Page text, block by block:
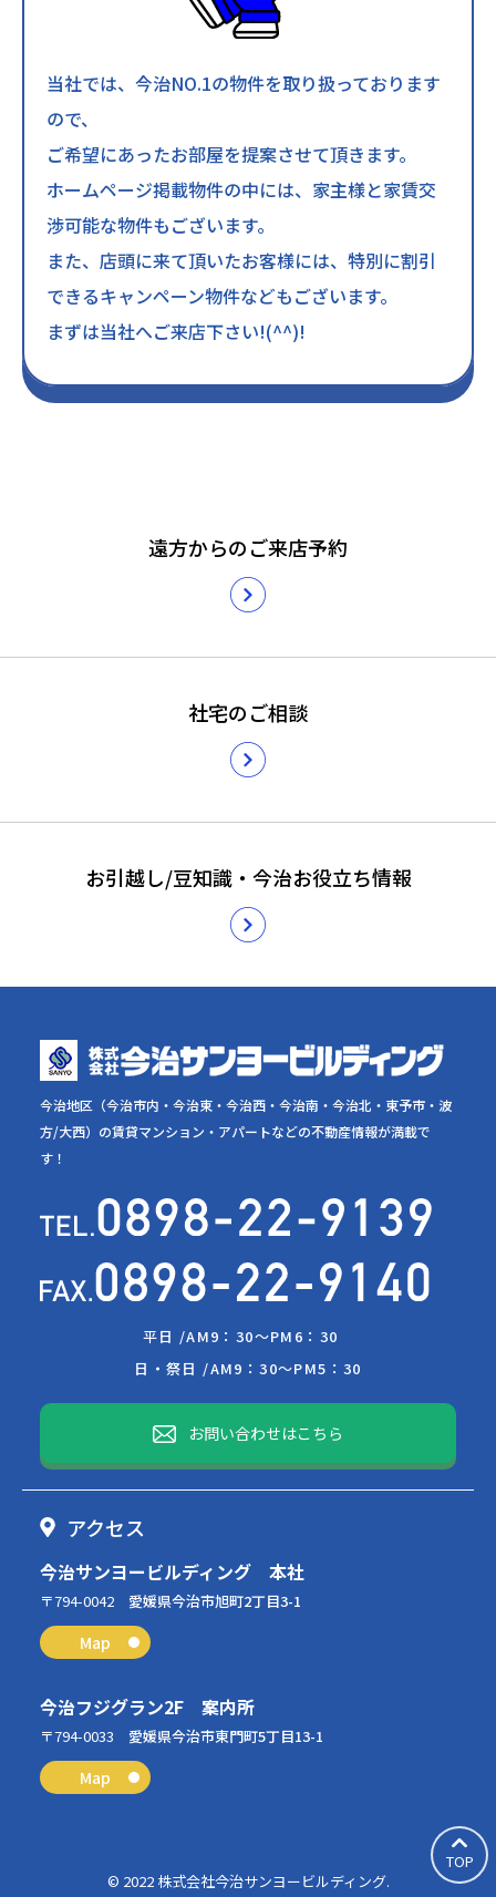
当社では、今治NO.1の物件を取り扱っております
ので、
ご希望にあったお部屋を提案させて頂きます。
ホームページ掲載物件の中には、家主様と家賃交
渉可能な物件もございます。
また、店頭に来て頂いたお客様には、特別に割引
できるキャンペーン物件などもございます。
まずは当社へご来店下さい!(^^)!
TOP
遠方からのご来店予約
社宅のご相談
お引越し/豆知識・今治お役立ち情報
今治地区（今治市内・今治東・今治西・今治南・今治北・東予市・波
方/大西）の賃貸マンション・アパートなどの不動産情報が満載で
す！
平日 /AM9：30～PM6：30
日・祭日 /AM9：30～PM5：30
お問い合わせはこちら
アクセス
今治サンヨービルディング 本社
〒794-0042 愛媛県今治市旭町2丁目3-1
Map
今治フジグラン2F 案内所
〒794-0033 愛媛県今治市東門町5丁目13-1
Map
© 2022 株式会社今治サンヨービルディング.